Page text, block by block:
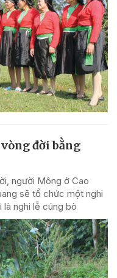
đời bằng
người Mông ở Cao
sẽ tổ chức một nghi
nghi lễ cúng bò